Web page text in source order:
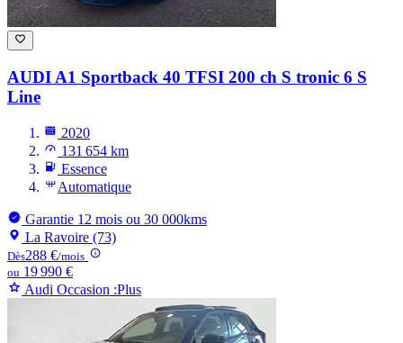
AUDI A1 Sportback 40 TFSI 200 ch S tronic 6 S
Line
2020
131 654 km
Essence
Automatique
Garantie 12 mois ou 30 000kms
La Ravoire (73)
Dès288 €/mois
ou 19 990 €
Audi Occasion :Plus